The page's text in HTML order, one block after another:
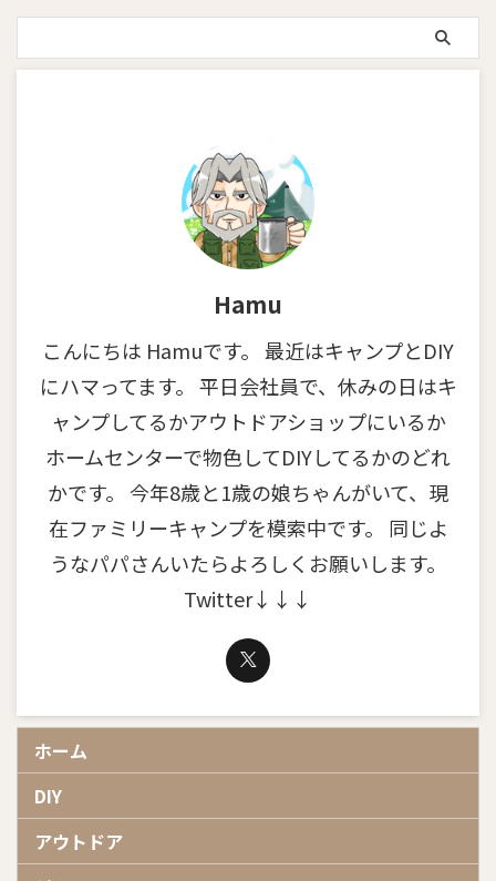
Hamu
こんにちは Hamuです。 最近はキャンプとDIY
にハマってます。 平日会社員で、休みの日はキ
ャンプしてるかアウトドアショップにいるか
ホームセンターで物色してDIYしてるかのどれ
かです。 今年8歳と1歳の娘ちゃんがいて、現
在ファミリーキャンプを模索中です。 同じよ
うなパパさんいたらよろしくお願いします。
Twitter↓↓↓
ホーム
DIY
アウトドア